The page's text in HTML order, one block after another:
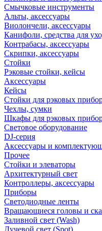
Смычковые инструменты
Альты, аксессуары
Виолончели, аксессуары
Канифоли, средства для
Контрабасы, аксессуары
Скрипки, аксессуары
Стойки
Рэковые стойки, кейсы
Аксессуары
Кейсы
Стойки для рэковых
Чехлы, сумки
Шкафы для рэковых
Световое оборудование
DJ-серия
Аксессуары и
Прочее
Стойки и элеваторы
Архитектурный свет
Контроллеры, аксессуары
Приборы
Светодиодные ленты
Вращающиеся головы и
Заливной свет (Wash)
Лучевой свет (Spot)